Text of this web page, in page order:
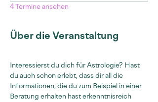
4 Termine ansehen
Über die Veranstaltung
Interessierst du dich für Astrologie? Hast
du auch schon erlebt, dass dir all die
Informationen, die du zum Beispiel in einer
Beratung erhalten hast erkenntnisreich